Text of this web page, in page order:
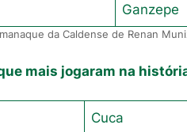
Ganzepe
da Caldense de Renan
mais jogaram na
Cuca